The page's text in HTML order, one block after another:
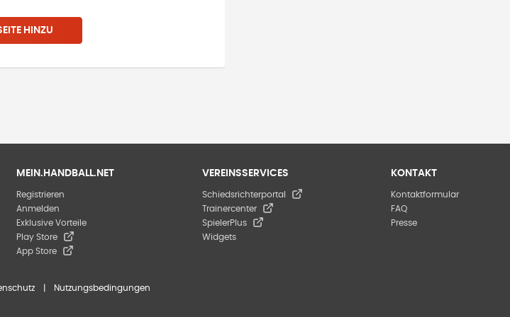
HINZU
MEIN.HANDBALL.NET
Registrieren
Anmelden
Exklusive Vorteile
Play Store
App Store
VEREINSSERVICES
Schiedsrichterportal
Trainercenter
SpielerPlus
Widgets
KONTAKT
Kontaktformular
FAQ
Presse
Nutzungsbedingungen